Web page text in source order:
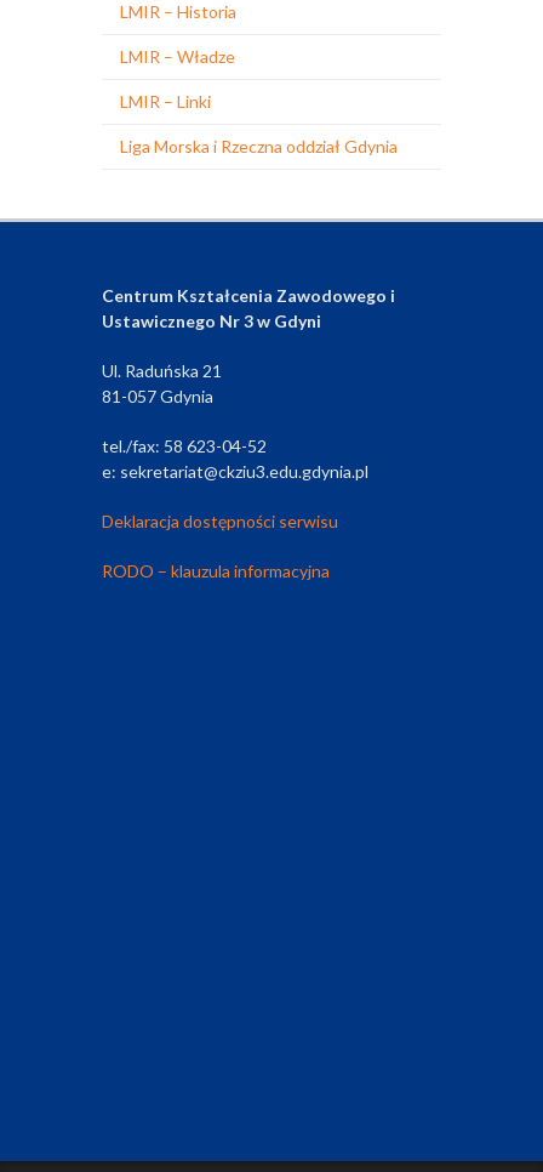
LMIR – Historia
LMIR – Władze
LMIR – Linki
Liga Morska i Rzeczna oddział Gdynia
Centrum Kształcenia Zawodowego i
Ustawicznego Nr 3 w Gdyni
Ul. Raduńska 21
81-057 Gdynia
tel./fax: 58 623-04-52
e: sekretariat@ckziu3.edu.gdynia.pl
Deklaracja dostępności serwisu
RODO – klauzula informacyjna